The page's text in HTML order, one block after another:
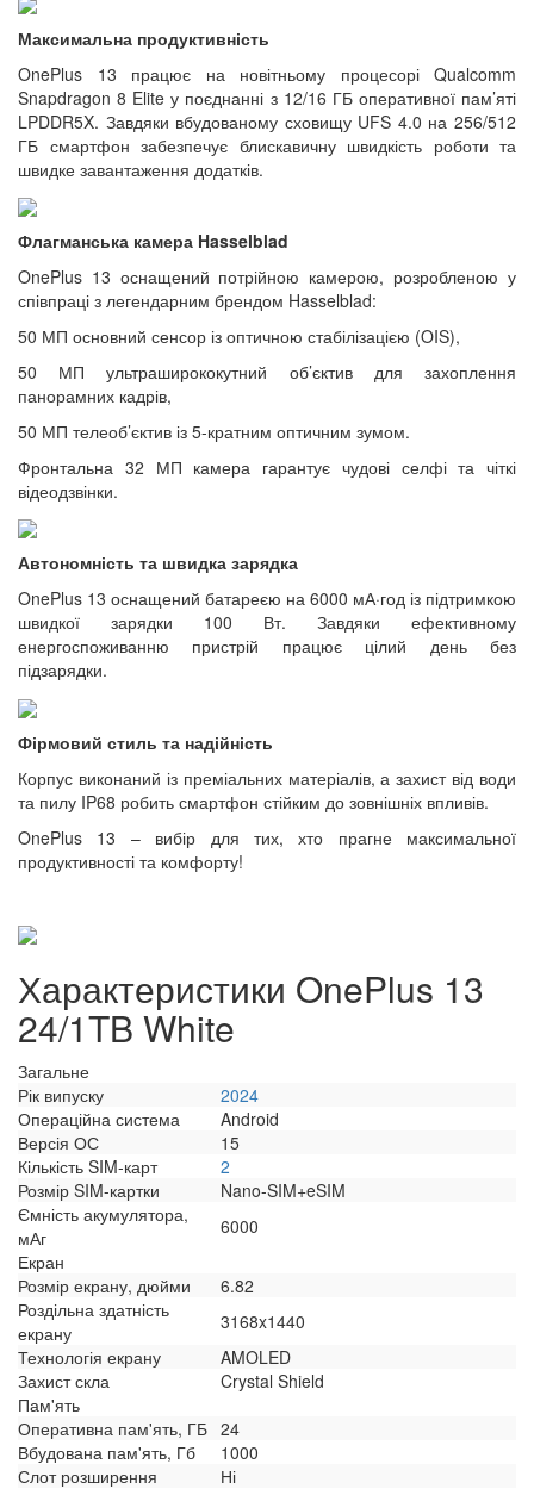
Максимальна продуктивність
OnePlus 13 працює на новітньому процесорі Qualcomm
Snapdragon 8 Elite у поєднанні з 12/16 ГБ оперативної пам’яті
LPDDR5X. Завдяки вбудованому сховищу UFS 4.0 на 256/512
ГБ смартфон забезпечує блискавичну швидкість роботи та
швидке завантаження додатків.
Флагманська камера Hasselblad
OnePlus 13 оснащений потрійною камерою, розробленою у
співпраці з легендарним брендом Hasselblad:
50 МП основний сенсор із оптичною стабілізацією (OIS),
50 МП ультраширококутний об’єктив для захоплення
панорамних кадрів,
50 МП телеоб’єктив із 5-кратним оптичним зумом.
Фронтальна 32 МП камера гарантує чудові селфі та чіткі
відеодзвінки.
Автономність та швидка зарядка
OnePlus 13 оснащений батареєю на 6000 мА·год із підтримкою
швидкої зарядки 100 Вт. Завдяки ефективному
енергоспоживанню пристрій працює цілий день без
підзарядки.
Фірмовий стиль та надійність
Корпус виконаний із преміальних матеріалів, а захист від води
та пилу IP68 робить смартфон стійким до зовнішніх впливів.
OnePlus 13 – вибір для тих, хто прагне максимальної
продуктивності та комфорту!
Характеристики OnePlus 13
24/1TB White
Загальне
Рік випуску
2024
Операційна система
Android
Версія ОС
15
Кількість SIM-карт
2
Розмір SIM-картки
Nano-SIM+eSIM
Ємність акумулятора,
мАг
6000
Екран
Розмір екрану, дюйми
6.82
Роздільна здатність
екрану
3168x1440
Технологія екрану
AMOLED
Захист скла
Crystal Shield
Пам'ять
Оперативна пам'ять, ГБ 24
Вбудована пам'ять, Гб
1000
Слот розширення
Ні